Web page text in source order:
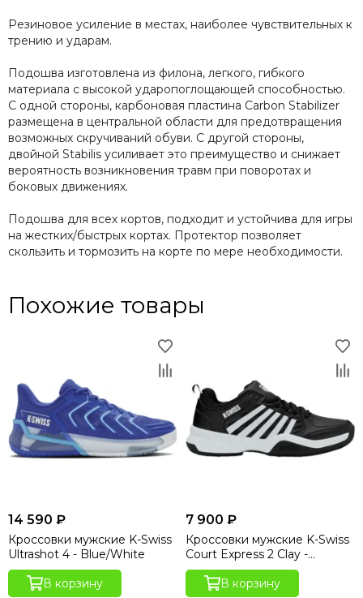
Резиновое усиление в местах, наиболее чувствительных к
трению и ударам.
Подошва изготовлена из филона, легкого, гибкого
материала с высокой ударопоглощающей способностью.
С одной стороны, карбоновая пластина Carbon Stabilizer
размещена в центральной области для предотвращения
возможных скручиваний обуви. С другой стороны,
двойной Stabilis усиливает это преимущество и снижает
вероятность возникновения травм при поворотах и
боковых движениях.
Подошва для всех кортов, подходит и устойчива для игры
на жестких/быстрых кортах. Протектор позволяет
скользить и тормозить на корте по мере необходимости.
Похожие товары
14 590 ₽
Кроссовки мужские K-Swiss
Ultrashot 4 - Blue/White
В корзину
7 900 ₽
Кроссовки мужские K-Swiss
Court Express 2 Clay -
Black/White
В корзину